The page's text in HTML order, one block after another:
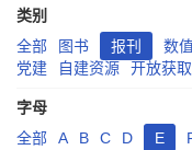
类别
全部
图书 报刊 数
党建
自建资源 开放获取
字母
全部
A B C D E